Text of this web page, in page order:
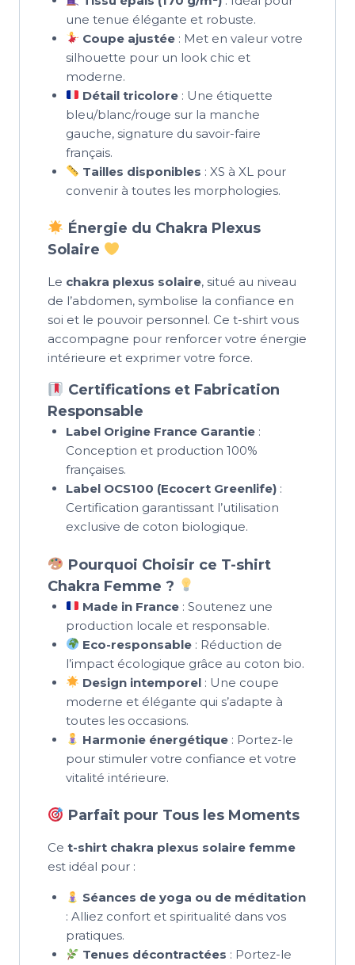
une tenue élégante et robuste.
Coupe ajustée: Met en valeur votre
silhouette pour un look chic et
moderne.
Détail tricolore: Une étiquette
bleu/blanc/rouge sur la manche
gauche, signature du savoir-faire
français.
Tailles disponibles : XS à XL pour
convenir à toutes les morphologies.
Énergie du Chakra Plexus
Solaire
Le chakra plexus solaire, situé au niveau
de l’abdomen, symbolise la confiance en
soi et le pouvoir personnel. Ce t-shirt vous
accompagne pour renforcer votre énergie
intérieure et exprimer votre force.
Certifications et Fabrication
Responsable
Label Origine France Garantie:
Conception et production 100%
françaises.
Label OCS100 (Ecocert Greenlife):
Certification garantissant l’utilisation
exclusive de coton biologique.
Pourquoi Choisir ce T-shirt
Chakra Femme ?
Made in France: Soutenez une
production locale et responsable.
Eco-responsable: Réduction de
l’impact écologique grâce au coton bio.
Design intemporel: Une coupe
moderne et élégante qui s’adapte à
toutes les occasions.
Harmonie énergétique: Portez-le
pour stimuler votre confiance et votre
vitalité intérieure.
Parfait pour Tous les Moments
Ce t-shirt chakra plexus solaire femme
est idéal pour :
Séances de yoga ou de méditation
: Alliez confort et spiritualité dans vos
pratiques.
Tenues décontractées : Portez-le